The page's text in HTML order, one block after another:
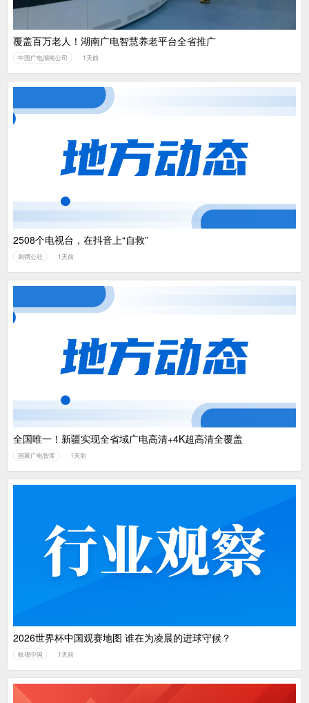
覆盖百万老人！湖南广电智慧养老平台全省推广
中国广电湖南公司 1天前
2508个电视台，在抖音上“自救”
刺猬公社 1天前
全国唯一！新疆实现全省域广电高清+4K超高清全覆盖
国家广电智库 1天前
2026世界杯中国观赛地图 谁在为凌晨的进球守候？
收视中国 1天前